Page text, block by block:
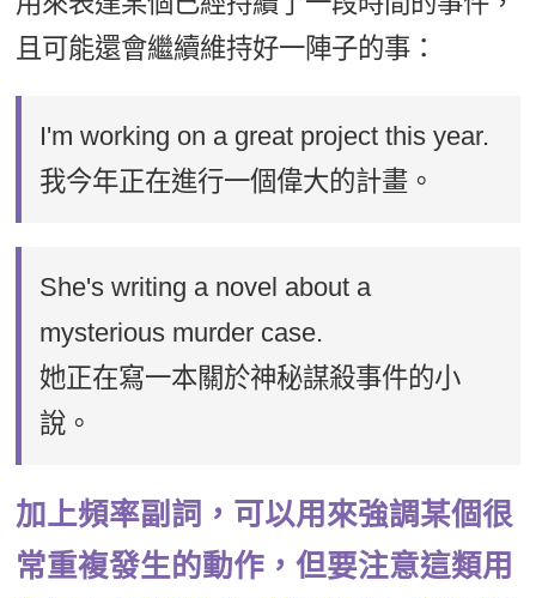
且可能還會繼續維持好一陣子的事：
I'm working on a great project this year.
我今年正在進行一個偉大的計畫。
She's writing a novel about a
mysterious murder case.
她正在寫一本關於神秘謀殺事件的小
說。
加上頻率副詞，可以用來強調某個很
常重複發生的動作，但要注意這類用